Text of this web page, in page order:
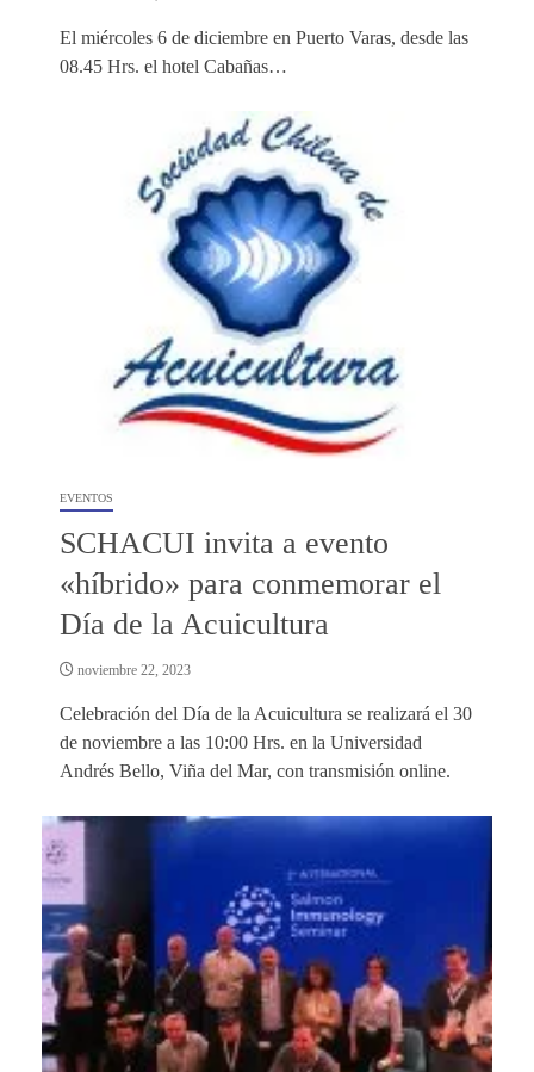
El miércoles 6 de diciembre en Puerto Varas, desde las
08.45 Hrs. el hotel Cabañas…
EVENTOS
SCHACUI invita a evento
«híbrido» para conmemorar el
Día de la Acuicultura
noviembre 22, 2023
Celebración del Día de la Acuicultura se realizará el 30
de noviembre a las 10:00 Hrs. en la Universidad
Andrés Bello, Viña del Mar, con transmisión online.